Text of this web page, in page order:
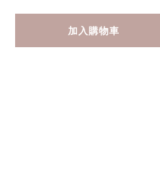
加入購物車